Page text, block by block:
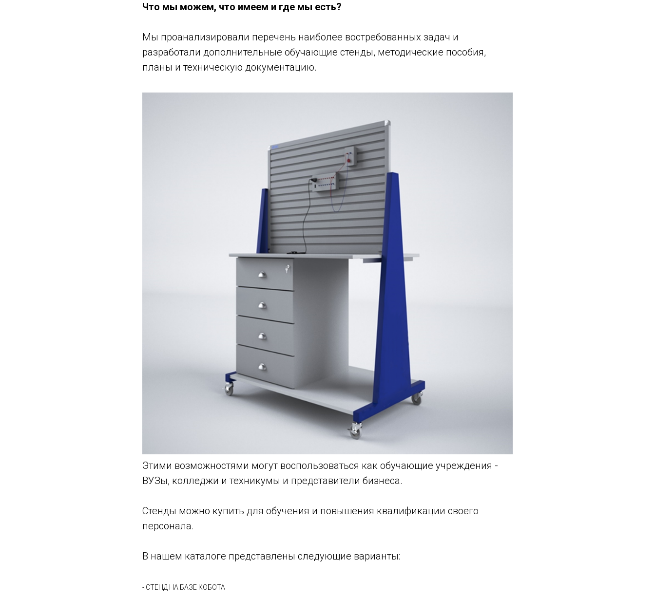
Что мы можем, что имеем и где мы есть?
Мы проанализировали перечень наиболее востребованных задач и
разработали дополнительные обучающие стенды, методические пособия,
планы и техническую документацию.
Этими возможностями могут воспользоваться как обучающие учреждения -
ВУЗы, колледжи и техникумы и представители бизнеса.
Стенды можно купить для обучения и повышения квалификации своего
персонала.
В нашем каталоге представлены следующие варианты:
- СТЕНД НА БАЗЕ КОБОТА